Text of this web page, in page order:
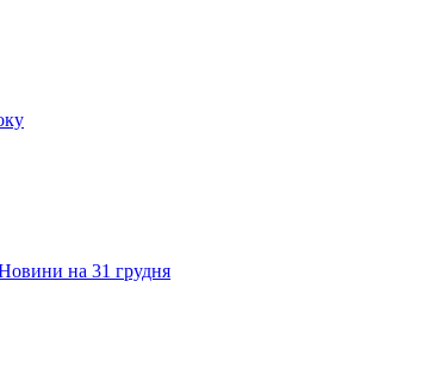
на 31 грудня